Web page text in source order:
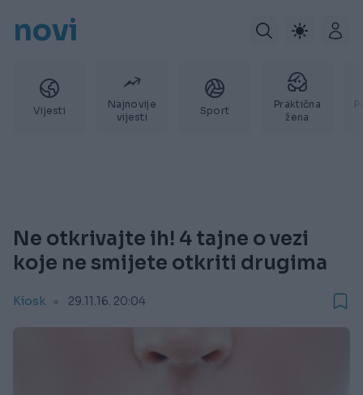
novi
Vijesti
Najnovije
vijesti
Sport
Praktična
žena
Ne otkrivajte ih! 4 tajne o vezi
koje ne smijete otkriti drugima
Kiosk 29.11.16. 20:04